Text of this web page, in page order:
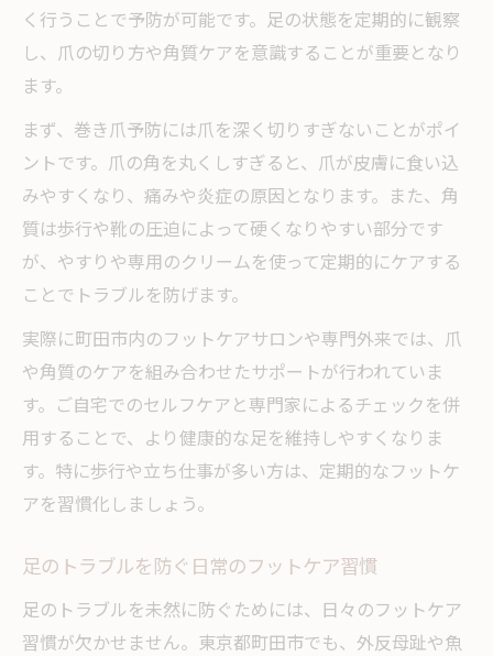
く行うことで予防が可能です。足の状態を定期的に観察
し、爪の切り方や角質ケアを意識することが重要となり
ます。
まず、巻き爪予防には爪を深く切りすぎないことがポイ
ントです。爪の角を丸くしすぎると、爪が皮膚に食い込
みやすくなり、痛みや炎症の原因となります。また、角
質は歩行や靴の圧迫によって硬くなりやすい部分です
が、やすりや専用のクリームを使って定期的にケアする
ことでトラブルを防げます。
実際に町田市内のフットケアサロンや専門外来では、爪
や角質のケアを組み合わせたサポートが行われていま
す。ご自宅でのセルフケアと専門家によるチェックを併
用することで、より健康的な足を維持しやすくなりま
す。特に歩行や立ち仕事が多い方は、定期的なフットケ
アを習慣化しましょう。
足のトラブルを防ぐ日常のフットケア習慣
足のトラブルを未然に防ぐためには、日々のフットケア
習慣が欠かせません。東京都町田市でも、外反母趾や魚